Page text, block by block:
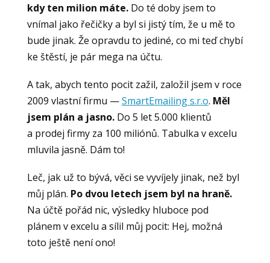
kdy ten milion máte.Do té doby jsem to
vnímal jako řečičky a byl si jistý tím, že u mě to
bude jinak. Že opravdu to jediné, co mi teď chybí
ke štěstí, je pár mega na účtu.
A tak, abych tento pocit zažil, založil jsem v roce
2009 vlastní firmu —SmartEmailing s.r.o. Měl
jsem plán a jasno.Do 5 let 5.000 klientů
a prodej firmy za 100 miliónů. Tabulka v excelu
mluvila jasně. Dám to!
Leč, jak už to bývá, věci se vyvíjely jinak, než byl
můj plán. Po dvou letech jsem byl na hraně.
Na účtě pořád nic, výsledky hluboce pod
plánem v excelu a sílil můj pocit: Hej, možná
toto ještě není ono!